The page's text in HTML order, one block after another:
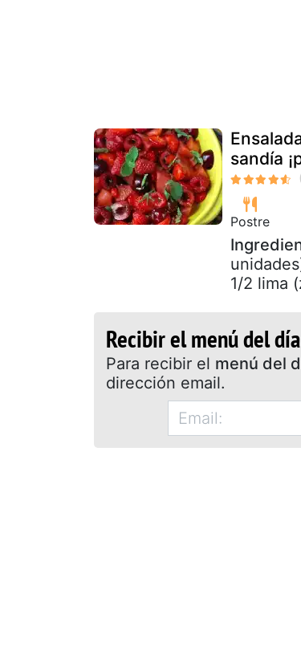
sandía
Postre
1/2 lima
Recibir el menú del día
Para recibir el menú del
dirección email.